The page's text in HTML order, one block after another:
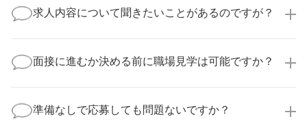
業様に個人情報が送られることはありません！
より詳細な求人情報をご確認いただいた上で、転職希
求人内容について聞きたいことがあるのですが？
してお答えいたします。
勤務体制や職場の雰囲気、研修制度など、どんな小さ
す！
面接に進むか決める前に職場見学は可能ですか？
積極的に受け入れています。実際の職場環境や働く人
の様子を見ることで、より安心してご判断いただけま
準備なしで応募しても問題ないですか？